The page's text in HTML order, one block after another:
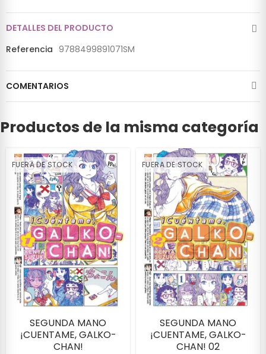
DETALLES DEL PRODUCTO
Referencia 9788499891071SM
COMENTARIOS
Productos de la misma categoría
FUERA DE STOCK
SEGUNDA MANO
¡CUENTAME, GALKO-
CHAN!
FUERA DE STOCK
SEGUNDA MANO
¡CUENTAME, GALKO-
CHAN! 02